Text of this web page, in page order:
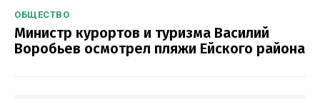
ОБЩЕСТВО
Министр курортов и туризма Василий
Воробьев осмотрел пляжи Ейского района